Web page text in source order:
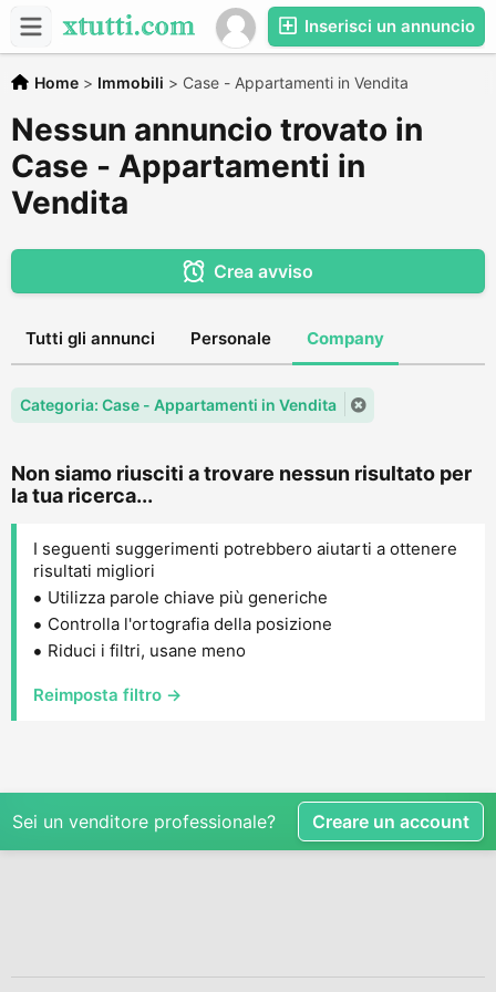
Inserisci un annuncio
Home > Immobili > Case - Appartamenti in Vendita
Nessun annuncio trovato in
Case - Appartamenti in
Vendita
Crea avviso
Tutti gli annunci Personale Company
Categoria: Case - Appartamenti in Vendita
Non siamo riusciti a trovare nessun risultato per
la tua ricerca...
I seguenti suggerimenti potrebbero aiutarti a ottenere
risultati migliori
Utilizza parole chiave più generiche
Controlla l'ortografia della posizione
Riduci i filtri, usane meno
Reimposta filtro →
Sei un venditore professionale? Creare un account